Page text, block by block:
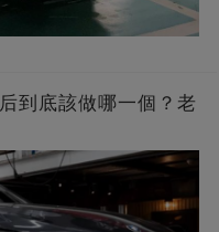
到底該做哪一個？老